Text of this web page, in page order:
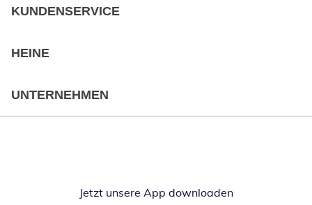
KUNDENSERVICE
HEINE
UNTERNEHMEN
Jetzt unsere App downloadenÖffnet in